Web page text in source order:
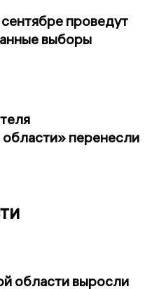
проведут
выборы
перенесли
области выросли